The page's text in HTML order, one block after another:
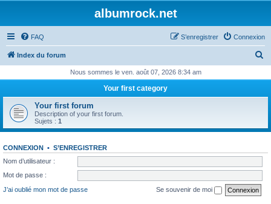
albumrock.net
FAQ Connexion
S’enregistrer
Index du forum
h
r
Nous sommes le ven. août 07, 2026 8:34 am
Your first category
Your first forum
Description of your first forum.
Sujets : 1
CONNEXION • S’ENREGISTRER
Nom d’utilisateur :
Mot de passe :
J’ai oublié mon mot de passe
Se souvenir de moi